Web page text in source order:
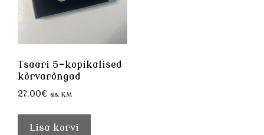
Tsaari 5-kopikalised
kõrvarõngad
27.00€ sis. KM
Lisa korvi